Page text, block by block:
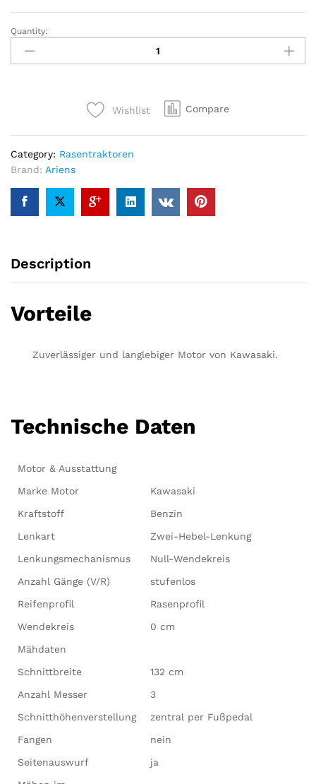
Ariens
Null-
Wendekreis
Modell
2022
quantity
Quantity:
Wishlist Compare
Category: Rasentraktoren
Brand: Ariens
Description
Vorteile
Zuverlässiger und langlebiger Motor von Kawasaki.
Technische Daten
Motor & Ausstattung
Marke Motor
Kawasaki
Kraftstoff
Benzin
Lenkart
Zwei-Hebel-Lenkung
Lenkungsmechanismus
Null-Wendekreis
Anzahl Gänge (V/R)
stufenlos
Reifenprofil
Rasenprofil
Wendekreis
0 cm
Mähdaten
Schnittbreite
132 cm
Anzahl Messer
3
Schnitthöhenverstellung
zentral per Fußpedal
Fangen
nein
Seitenauswurf
ja